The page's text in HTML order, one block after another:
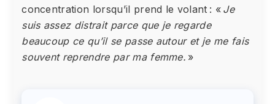
concentration lorsqu’il prend le volant : « Je
suis assez distrait parce que je regarde
beaucoup ce qu’il se passe autour et je me fais
souvent reprendre par ma femme. »